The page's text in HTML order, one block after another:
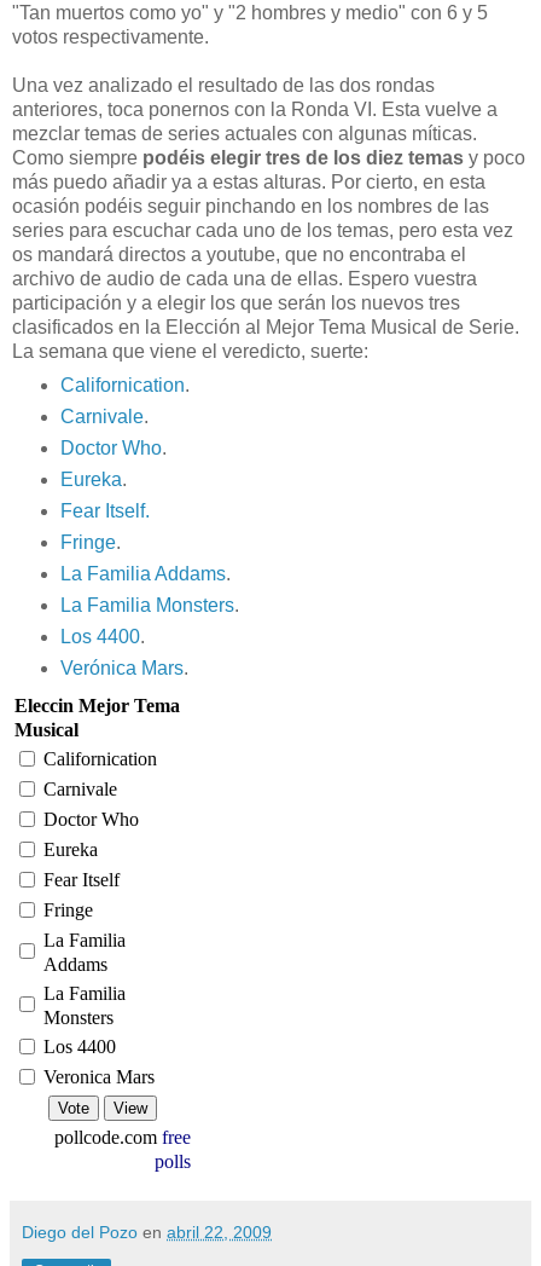
"Tan muertos como yo" y "2 hombres y medio" con 6 y 5
votos respectivamente.
Una vez analizado el resultado de las dos rondas
anteriores, toca ponernos con la Ronda VI. Esta vuelve a
mezclar temas de series actuales con algunas míticas.
Como siempre podéis elegir tres de los diez temas y poco
más puedo añadir ya a estas alturas. Por cierto, en esta
ocasión podéis seguir pinchando en los nombres de las
series para escuchar cada uno de los temas, pero esta vez
os mandará directos a youtube, que no encontraba el
archivo de audio de cada una de ellas. Espero vuestra
participación y a elegir los que serán los nuevos tres
clasificados en la Elección al Mejor Tema Musical de Serie.
La semana que viene el veredicto, suerte:
Californication.
Carnivale.
Doctor Who.
Eureka.
Fear Itself.
Fringe.
La Familia Addams.
La Familia Monsters.
Los 4400.
Verónica Mars.
Eleccin Mejor Tema
Musical
Californication
Carnivale
Doctor Who
Eureka
Fear Itself
Fringe
La Familia
Addams
La Familia
Monsters
Los 4400
Veronica Mars
pollcode.com free
polls
Diego del Pozo en abril 22, 2009